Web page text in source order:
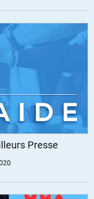
Presse